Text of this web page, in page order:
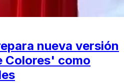
nueva versión
Colores' como